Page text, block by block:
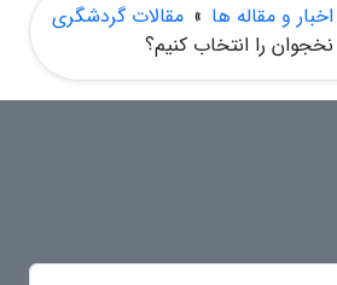
و مقاله ها » مقالات گردشگری
را انتخاب کنیم؟